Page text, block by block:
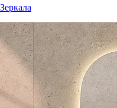
Зеркала